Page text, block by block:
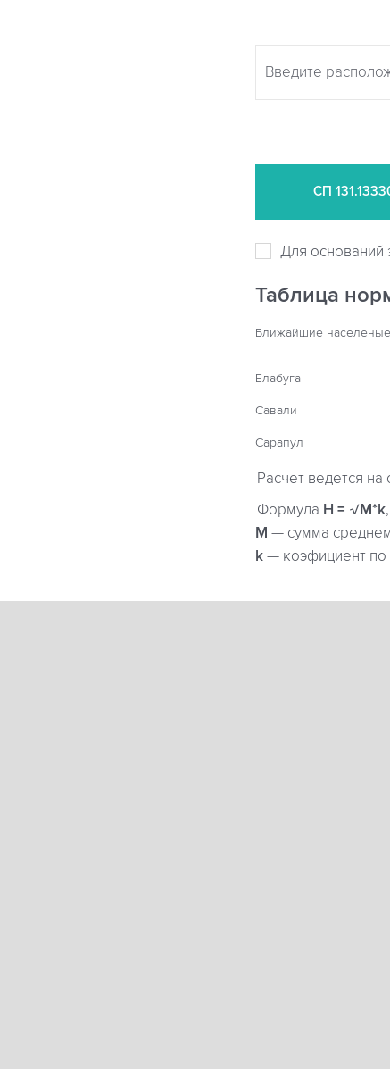
СП
Для оснований
Таблица
Ближайшие
Елабуга
Савали
Сарапул
Расчет ведется на
Формула H = √M*k
М — сумма
k — коэфициент по